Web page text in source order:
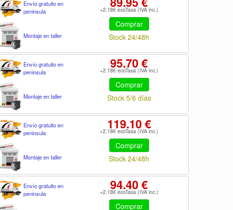
Envío gratuito en
peninsula
Montaje en taller
+2.18€ ecoTasa (IVA inc.)
Comprar
Stock 24/48h
Envío gratuito en
peninsula
Montaje en taller
95.70 €
+2.18€ ecoTasa (IVA inc.)
Comprar
Stock 5/6 días
Envío gratuito en
peninsula
Montaje en taller
119.10 €
+2.18€ ecoTasa (IVA inc.)
Comprar
Stock 24/48h
Envío gratuito en
peninsula
94.40 €
+2.18€ ecoTasa (IVA inc.)
Comprar